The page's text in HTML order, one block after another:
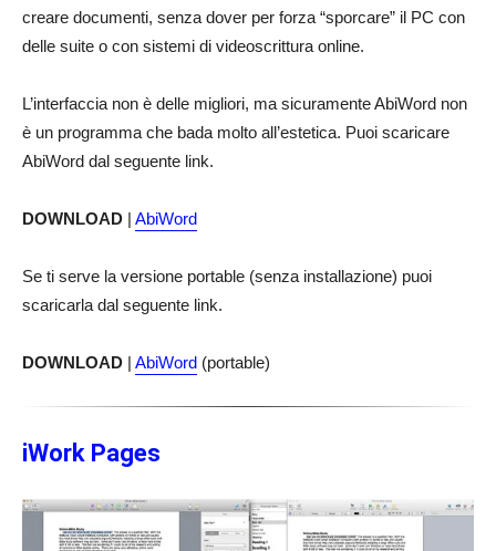
creare documenti, senza dover per forza “sporcare” il PC con
delle suite o con sistemi di videoscrittura online.
L’interfaccia non è delle migliori, ma sicuramente AbiWord non
è un programma che bada molto all’estetica. Puoi scaricare
AbiWord dal seguente link.
DOWNLOAD AbiWord
Se ti serve la versione portable (senza installazione) puoi
scaricarla dal seguente link.
DOWNLOAD AbiWord (portable)
iWork Pages